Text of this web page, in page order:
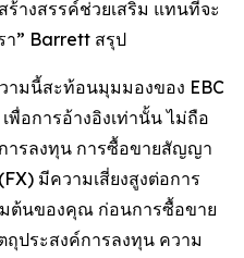
างสรรค์ช่วยเสริม แทนที่จะ
า” Barrett สรุป
มนี้สะท้อนมุมมองของ EBC
พื่อการอ้างอิงเท่านั้น ไม่ถือ
ารลงทุน การซื้อขายสัญญา
มีความเสี่ยงสูงต่อการ
มต้นของคุณ ก่อนการซื้อขาย
ถุประสงค์การลงทุน ความ